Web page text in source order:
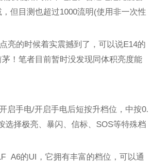
但目测也超过1000流明(使用非一次性
亮的时候着实震撼到了，可以说E14的
！笔者目前暂时没发现同体积亮度能
手电/开启手电后短按升档位，中按0.
选择极亮、暴闪、信标、SOS等特殊档
A6的UI，它拥有丰富的档位，可以通